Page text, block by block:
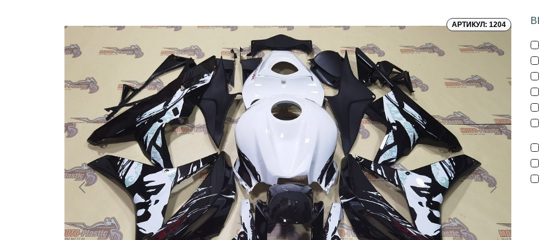
АРТИКУЛ: 1204